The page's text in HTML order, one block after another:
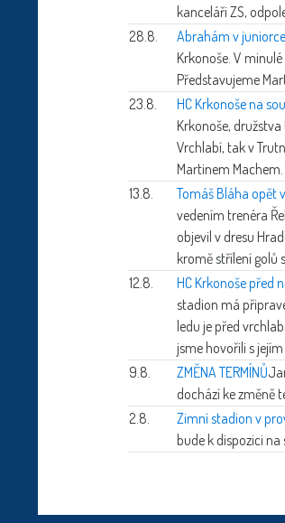
kanceláři ZS,
28.8.
Abrahám v
Krkonoše. V
Představujeme
23.8.
HC Krkonoše na
Krkonoše,
Vrchlabí, tak v
Martinem Machem.
13.8.
Tomáš Bláha opět
vedením trenéra
objevil v dresu
kromě střílení golů
12.8.
HC Krkonoše před
stadion má
ledu je před
jsme hovořili s
9.8.
ZMĚNA TERMÍNŮ
dochází ke změně
2.8.
Zimní stadion v
bude k dispozici